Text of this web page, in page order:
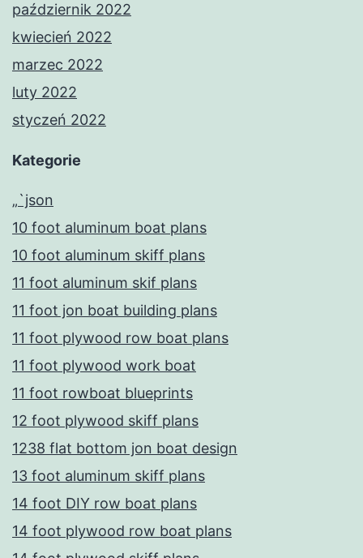
październik 2022
kwiecień 2022
marzec 2022
luty 2022
styczeń 2022
Kategorie
„`json
10 foot aluminum boat plans
10 foot aluminum skiff plans
11 foot aluminum skif plans
11 foot jon boat building plans
11 foot plywood row boat plans
11 foot plywood work boat
11 foot rowboat blueprints
12 foot plywood skiff plans
1238 flat bottom jon boat design
13 foot aluminum skiff plans
14 foot DIY row boat plans
14 foot plywood row boat plans